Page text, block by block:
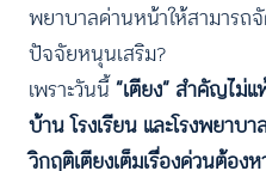
พยาบาลด่านหน้าให้สามารถ
ปัจจัยหนุนเสริม?
เพราะวันนี้ “เตียง” สำคัญไม่
บ้าน โรงเรียน และโรงพยาบา
วิกฤติเตียงเต็มเรื่องด่วนต้อง